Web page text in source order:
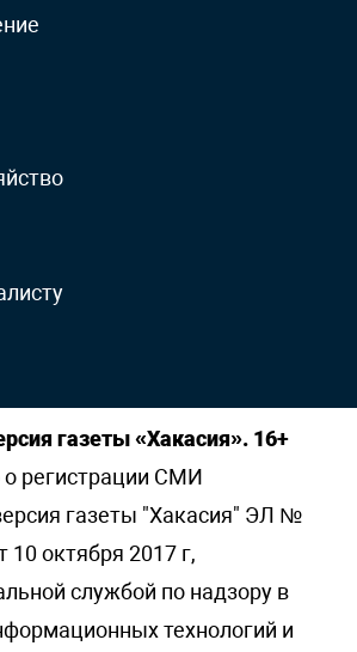
газеты «Хакасия». 16+
о регистрации СМИ
газеты "Хакасия" ЭЛ №
10 октября 2017 г,
службой по надзору в
технологий и